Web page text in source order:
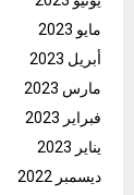
مايو 2023
أبريل 2023
مارس 2023
فبراير 2023
يناير 2023
ديسمبر 2022